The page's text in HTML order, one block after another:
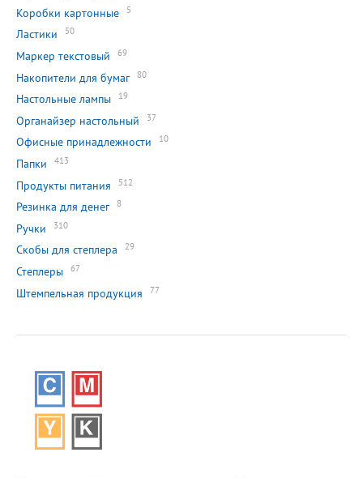
Коробки картонные 5
Ластики 50
Маркер текстовый 69
Накопители для бумаг 80
Настольные лампы 19
Органайзер настольный 37
Офисные принадлежности 10
Папки 413
Продукты питания 512
Резинка для денег 8
Ручки 310
Скобы для степлера 29
Степлеры 67
Штемпельная продукция 77